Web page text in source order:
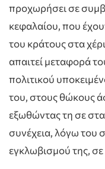
προχωρήσει σε
κεφαλαίου, που
του κράτους στα
απαιτεί μεταφορά
πολιτικού
του, στους θώκους
εξωθώντας τη σε
συνέχεια, λόγω του
εγκλωβισμού της,